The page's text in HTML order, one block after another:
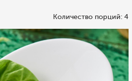
Количество порций: 4